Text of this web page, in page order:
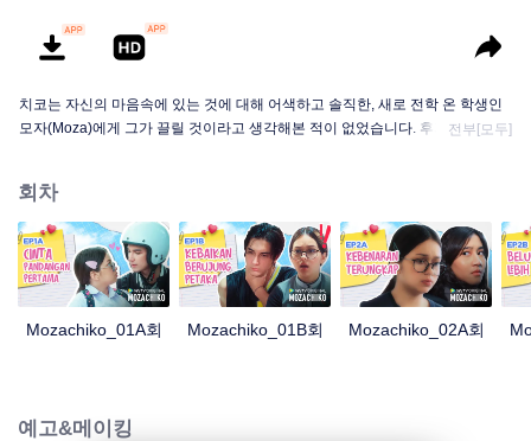
치코는 자신의 마음속에 있는 것에 대해 어색하고 솔직한, 새로 전학 온 학생인
모자(Moza)에게 그가 끌릴 것이라고 생각해본 적이 없었습니다. 후자는 심지어
람이라는 것입니다.
전부[모두]
회차
Mozachiko_01A회 Mozachiko_01B회 Mozachiko_02A회
예고&메이킹